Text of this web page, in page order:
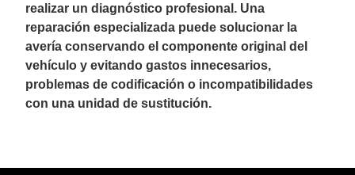
realizar un diagnóstico profesional. Una
reparación especializada puede solucionar la
avería conservando el componente original del
vehículo y evitando gastos innecesarios,
problemas de codificación o incompatibilidades
con una unidad de sustitución.